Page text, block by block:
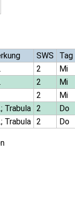
SWS Tag
2 Mi
2 Mi
2 Mi
Trabula 2 Do
Trabula 2 Do